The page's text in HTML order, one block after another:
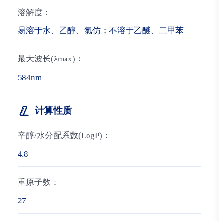
溶解度：
易溶于水、乙醇、氯仿；不溶于乙醚、二甲苯
最大波长(λmax)：
584nm
计算性质
辛醇/水分配系数(LogP)：
4.8
重原子数：
27